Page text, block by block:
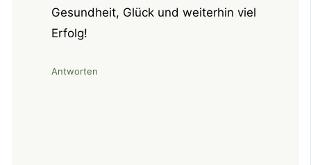
Gesundheit, Glück und weiterhin viel
Erfolg!
Antworten